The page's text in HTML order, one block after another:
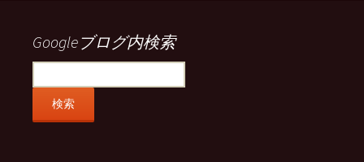
示
Googleブログ内検索